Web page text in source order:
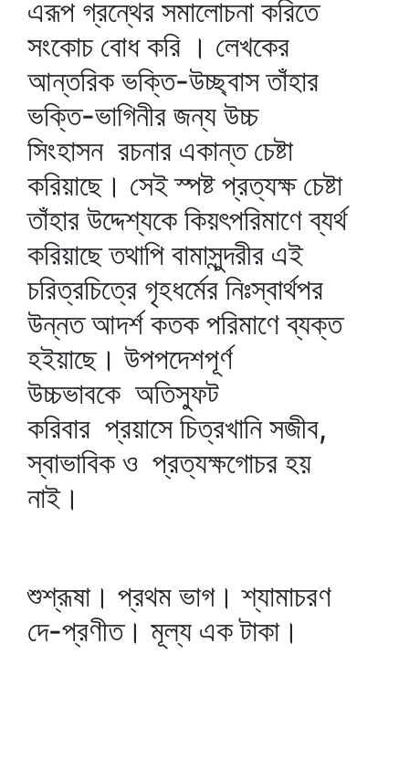
এরূপ গ্রন্থের সমালোচনা করিতে
সংকোচ বোধ করি । লেখকের
আন্তরিক ভক্তি-উচ্ছ্বাস তাঁহার
ভক্তি-ভাগিনীর জন্য উচ্চ
সিংহাসন রচনার একান্ত চেষ্টা
করিয়াছে। সেই স্পষ্ট প্রত্যক্ষ চেষ্টা
তাঁহার উদ্দেশ্যকে কিয়ৎপরিমাণে ব্যর্থ
করিয়াছে তথাপি বামাসুন্দরীর এই
চরিত্রচিত্রে গৃহধর্মের নিঃস্বার্থপর
উন্নত আদর্শ কতক পরিমাণে ব্যক্ত
হইয়াছে। উপপদেশপূর্ণ
উচ্চভাবকে অতিস্ফুট
করিবার প্রয়াসে চিত্রখানি সজীব,
স্বাভাবিক ও প্রত্যক্ষগোচর হয়
নাই।
শুশ্রূষা। প্রথম ভাগ। শ্যামাচরণ
দে-প্রণীত। মূল্য এক টাকা।